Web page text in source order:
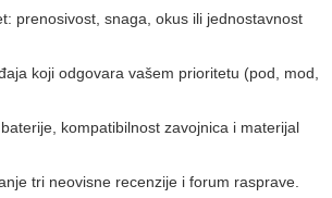
prenosivost, snaga, okus ili jednostavnost
koji odgovara vašem prioritetu (pod, mod,
kompatibilnost zavojnica i materijal
tri neovisne recenzije i forum rasprave.